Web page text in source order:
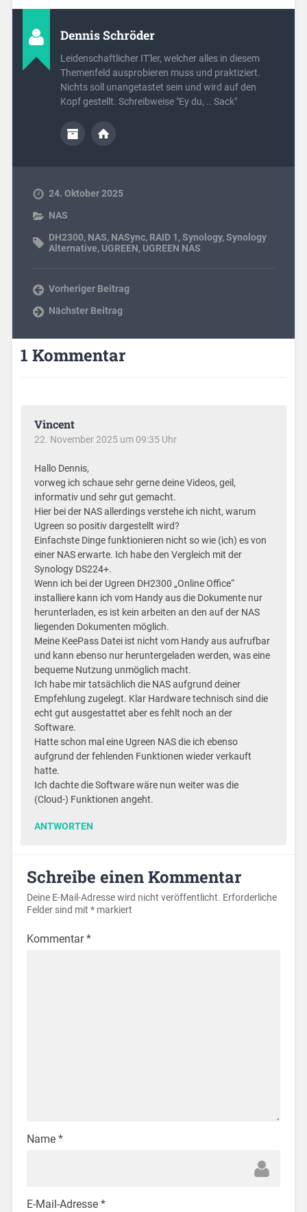
Dennis Schröder
Leidenschaftlicher IT'ler, welcher alles in diesem
Themenfeld ausprobieren muss und praktiziert.
Nichts soll unangetastet sein und wird auf den
Kopf gestellt. Schreibweise "Ey du, .. Sack"
24. Oktober 2025
NAS
DH2300, NAS, NASync, RAID 1,Synology,Synology
Alternative, UGREEN, UGREEN NAS
Vorheriger Beitrag
Nächster Beitrag
1 Kommentar
Vincent
22. November 2025 um 09:35 Uhr
Hallo Dennis,
vorweg ich schaue sehr gerne deine Videos, geil,
informativ und sehr gut gemacht.
Hier bei der NAS allerdings verstehe ich nicht, warum
Ugreen so positiv dargestellt wird?
Einfachste Dinge funktionieren nicht so wie (ich) es von
einer NAS erwarte. Ich habe den Vergleich mit der
Synology DS224+.
Wenn ich bei der Ugreen DH2300 „Online Office“
installiere kann ich vom Handy aus die Dokumente nur
herunterladen, es ist kein arbeiten an den auf der NAS
liegenden Dokumenten möglich.
Meine KeePass Datei ist nicht vom Handy aus aufrufbar
und kann ebenso nur heruntergeladen werden, was eine
bequeme Nutzung unmöglich macht.
Ich habe mir tatsächlich die NAS aufgrund deiner
Empfehlung zugelegt. Klar Hardware technisch sind die
echt gut ausgestattet aber es fehlt noch an der
Software.
Hatte schon mal eine Ugreen NAS die ich ebenso
aufgrund der fehlenden Funktionen wieder verkauft
hatte.
Ich dachte die Software wäre nun weiter was die
(Cloud-) Funktionen angeht.
ANTWORTEN
Schreibe einen Kommentar
Deine E-Mail-Adresse wird nicht veröffentlicht. Erforderliche
Felder sind mit *markiert
Kommentar*
Name *
E-Mail-Adresse *